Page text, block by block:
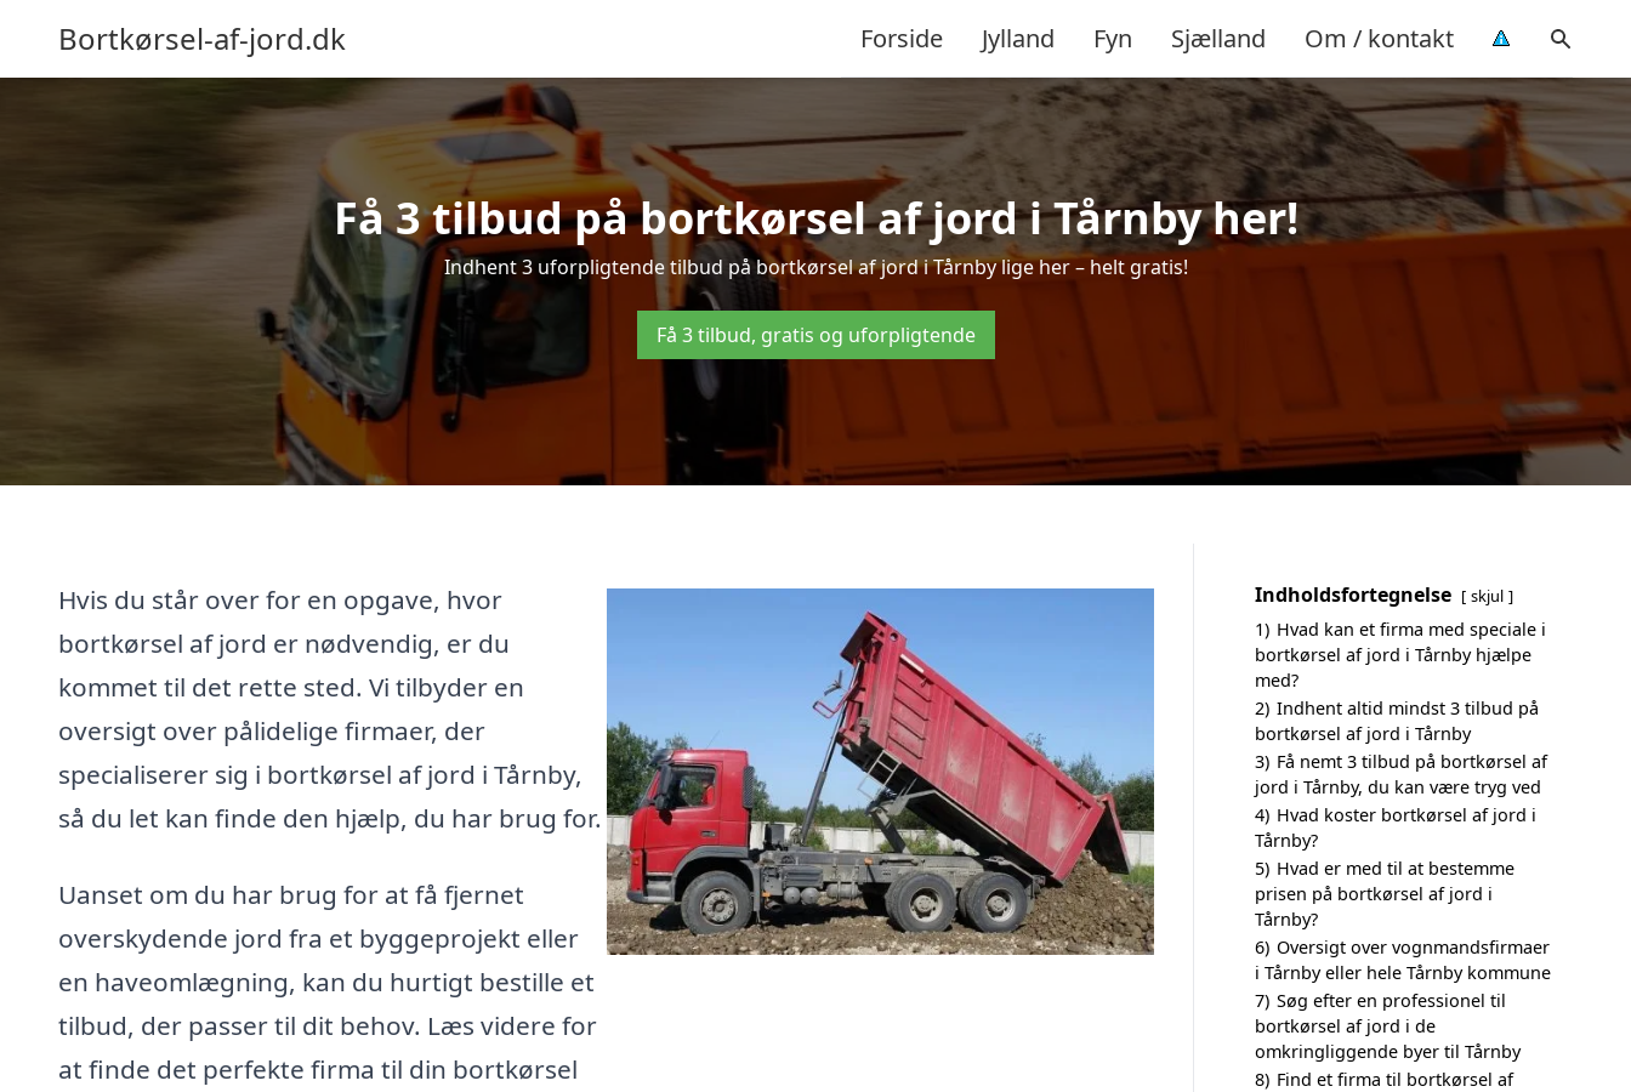
Bortkørsel-af-jord.dk Forside Jylland Fyn Sjælland Om / kontakt
Få 3 tilbud på bortkørsel af jord i Tårnby her!
Indhent 3 uforpligtende tilbud på bortkørsel af jord i Tårnby lige her – helt gratis!
Få 3 tilbud, gratis og uforpligtende
Hvis du står over for en opgave, hvor
bortkørsel af jord er nødvendig, er du
kommet til det rette sted. Vi tilbyder en
oversigt over pålidelige firmaer, der
specialiserer sig i bortkørsel af jord i Tårnby,
så du let kan finde den hjælp, du har brug for.
Uanset om du har brug for at få fjernet
overskydende jord fra et byggeprojekt eller
en haveomlægning, kan du hurtigt bestille et
tilbud, der passer til dit behov. Læs videre for
at finde det perfekte firma til din bortkørsel
Indholdsfortegnelse skjul
1) Hvad kan et firma med speciale i
bortkørsel af jord i Tårnby hjælpe
med?
2) Indhent altid mindst 3 tilbud på
bortkørsel af jord i Tårnby
3) Få nemt 3 tilbud på bortkørsel af
jord i Tårnby, du kan være tryg ved
4) Hvad koster bortkørsel af jord i
Tårnby?
5) Hvad er med til at bestemme
prisen på bortkørsel af jord i
Tårnby?
6) Oversigt over vognmandsfirmaer
i Tårnby eller hele Tårnby kommune
7) Søg efter en professionel til
bortkørsel af jord i de
omkringliggende byer til Tårnby
8) Find et firma til bortkørsel af